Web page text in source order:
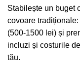
Stabilește un buget
covoare
(500-1500 lei) și
incluzi și costurile
tău.